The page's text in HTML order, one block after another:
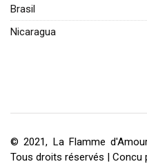
Brasil
Nicaragua
© 2021, La Flamme
Tous droits réservés | Concu